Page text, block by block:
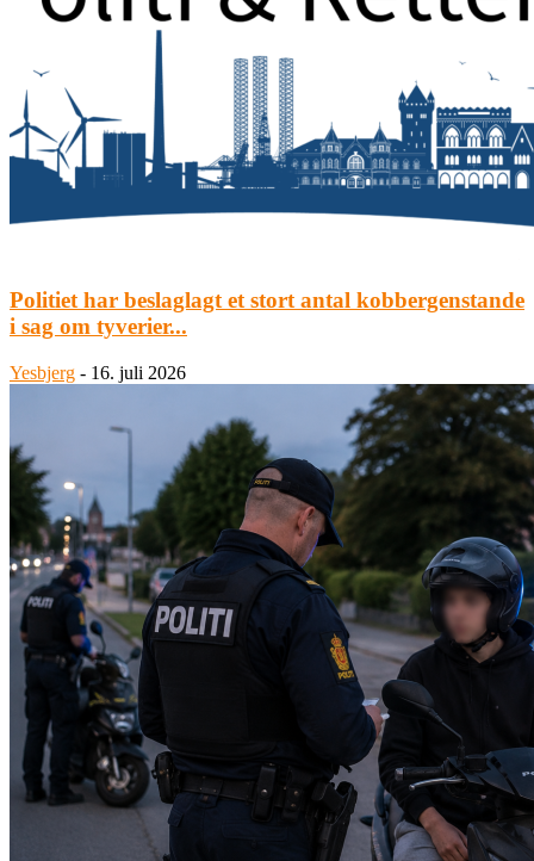
Politiet har beslaglagt et stort antal kobbergenstande
i sag om tyverier...
Yesbjerg - 16. juli 2026